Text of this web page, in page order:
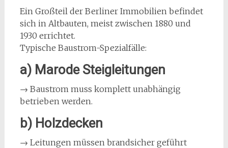
Ein Großteil der Berliner Immobilien befindet
sich in Altbauten, meist zwischen 1880 und
1930 errichtet.
Typische Baustrom-Spezialfälle:
a) Marode Steigleitungen
→ Baustrom muss komplett unabhängig
betrieben werden.
b) Holzdecken
→ Leitungen müssen brandsicher geführt